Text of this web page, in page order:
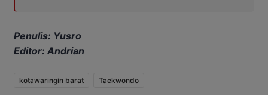
Penulis: Yusro
Editor: Andrian
kotawaringin barat Taekwondo